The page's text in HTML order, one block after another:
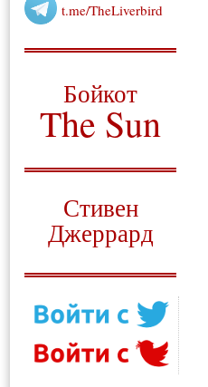
t.me/TheLiverbird
Бойкот
The Sun
Стивен
Джеррард